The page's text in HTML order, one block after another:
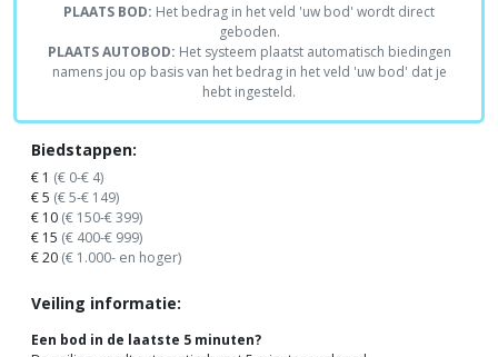
PLAATS BOD: Het bedrag in het veld 'uw bod' wordt direct
geboden.
PLAATS AUTOBOD: Het systeem plaatst automatisch biedingen
namens jou op basis van het bedrag in het veld 'uw bod' dat je
hebt ingesteld.
Biedstappen:
€ 1 (€ 0-€ 4)
€ 5 (€ 5-€ 149)
€ 10 (€ 150-€ 399)
€ 15 (€ 400-€ 999)
€ 20 (€ 1.000- en hoger)
Veiling informatie:
Een bod in de laatste 5 minuten?